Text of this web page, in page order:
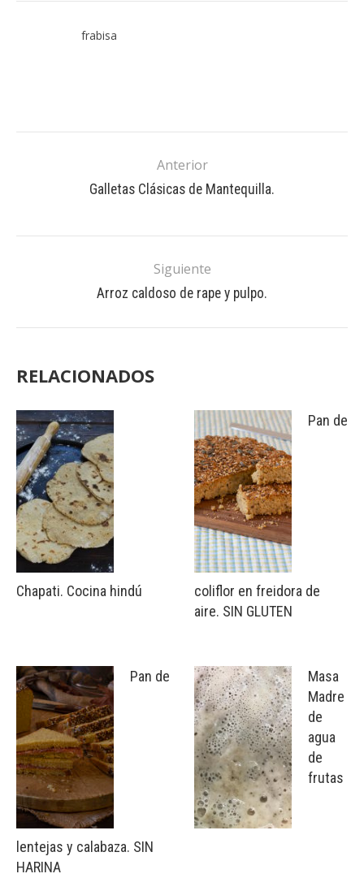
frabisa
Anterior
Galletas Clásicas de Mantequilla.
Siguiente
Arroz caldoso de rape y pulpo.
RELACIONADOS
Chapati. Cocina hindú
Pan de
lentejas y calabaza. SIN
HARINA
Pan de
coliflor en freidora de
aire. SIN GLUTEN
Masa
Madre
de
agua
de
frutas